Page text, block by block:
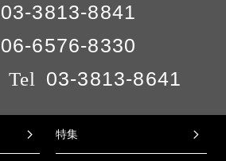
03-3813-8841
06-6576-8330
Tel 03-3813-8641
特集